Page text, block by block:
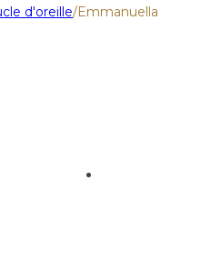
d'oreille/Emmanuella